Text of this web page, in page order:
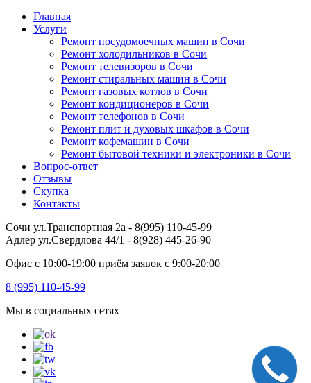
Главная
Услуги
Ремонт посудомоечных машин в Сочи
Ремонт холодильников в Сочи
Ремонт телевизоров в Сочи
Ремонт стиральных машин в Сочи
Ремонт газовых котлов в Сочи
Ремонт кондиционеров в Сочи
Ремонт телефонов в Сочи
Ремонт плит и духовых шкафов в Сочи
Ремонт кофемашин в Сочи
Ремонт бытовой техники и электроники в Сочи
Вопрос-ответ
Отзывы
Скупка
Контакты
Сочи ул.Транспортная 2а - 8(995) 110-45-99
Адлер ул.Свердлова 44/1 - 8(928) 445-26-90
Офис с 10:00-19:00 приём заявок с 9:00-20:00
8 (995) 110-45-99
Мы в социальных сетях